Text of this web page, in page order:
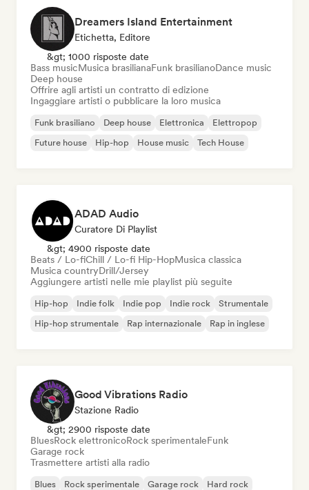
Dreamers Island Entertainment
Etichetta, Editore
&gt; 1000 risposte date
Bass musicMusica brasilianaFunk brasilianoDance music
Deep house
Offrire agli artisti un contratto di edizione
Ingaggiare artisti o pubblicare la loro musica
Funk brasiliano Deep house Elettronica
Elettropop
Future house
Hip-hop House music Tech House
ADAD Audio
Curatore Di Playlist
&gt; 4900 risposte date
Beats / Lo-fiChill / Lo-fi Hip-HopMusica classica
Musica countryDrill/Jersey
Aggiungere artisti nelle mie playlist più seguite
Hip-hop Indie folk Indie pop Indie rock
Strumentale
Hip-hop strumentale
Rap internazionale Rap in inglese
Good Vibrations Radio
Stazione Radio
&gt; 2900 risposte date
BluesRock elettronicoRock sperimentaleFunk
Garage rock
Trasmettere artisti alla radio
Blues Rock sperimentale Garage rock
Hard rock